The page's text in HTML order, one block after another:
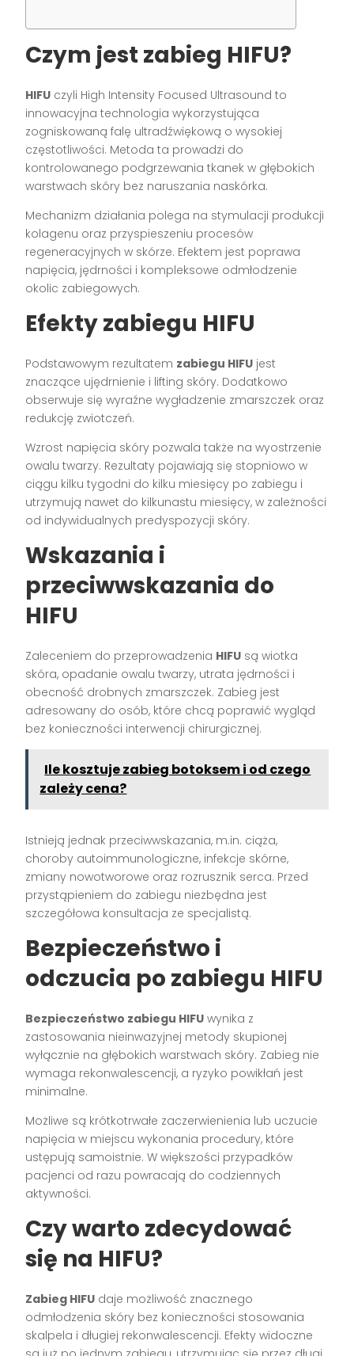
Czym jest zabieg HIFU?
HIFU czyli High Intensity Focused Ultrasound to
innowacyjna technologia wykorzystująca
zogniskowaną falę ultradźwiękową o wysokiej
częstotliwości. Metoda ta prowadzi do
kontrolowanego podgrzewania tkanek w głębokich
warstwach skóry bez naruszania naskórka.
Mechanizm działania polega na stymulacji produkcji
kolagenu oraz przyspieszeniu procesów
regeneracyjnych w skórze. Efektem jest poprawa
napięcia, jędrności i kompleksowe odmłodzenie
okolic zabiegowych.
Efekty zabiegu HIFU
Podstawowym rezultatem zabiegu HIFU jest
znaczące ujędrnienie i lifting skóry. Dodatkowo
obserwuje się wyraźne wygładzenie zmarszczek oraz
redukcję zwiotczeń.
Wzrost napięcia skóry pozwala także na wyostrzenie
owalu twarzy. Rezultaty pojawiają się stopniowo w
ciągu kilku tygodni do kilku miesięcy po zabiegu i
utrzymują nawet do kilkunastu miesięcy, w zależności
od indywidualnych predyspozycji skóry.
Wskazania i
przeciwwskazania do
HIFU
Zaleceniem do przeprowadzenia HIFU są wiotka
skóra, opadanie owalu twarzy, utrata jędrności i
obecność drobnych zmarszczek. Zabieg jest
adresowany do osób, które chcą poprawić wygląd
bez konieczności interwencji chirurgicznej.
Ile kosztuje zabieg botoksem i od czego
zależy cena?
Istnieją jednak przeciwwskazania, m.in. ciąża,
choroby autoimmunologiczne, infekcje skórne,
zmiany nowotworowe oraz rozrusznik serca. Przed
przystąpieniem do zabiegu niezbędna jest
szczegółowa konsultacja ze specjalistą.
Bezpieczeństwo i
odczucia po zabiegu HIFU
Bezpieczeństwo zabiegu HIFU wynika z
zastosowania nieinwazyjnej metody skupionej
wyłącznie na głębokich warstwach skóry. Zabieg nie
wymaga rekonwalescencji, a ryzyko powikłań jest
minimalne.
Możliwe są krótkotrwałe zaczerwienienia lub uczucie
napięcia w miejscu wykonania procedury, które
ustępują samoistnie. W większości przypadków
pacjenci od razu powracają do codziennych
aktywności.
Czy warto zdecydować
się na HIFU?
Zabieg HIFU daje możliwość znacznego
odmłodzenia skóry bez konieczności stosowania
skalpela i długiej rekonwalescencji. Efekty widoczne